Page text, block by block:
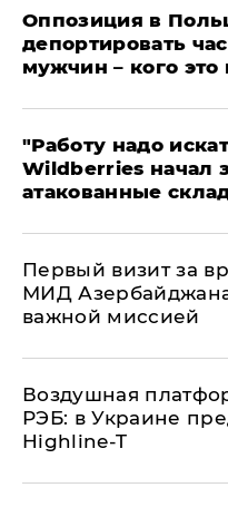
Оппозиция в
депортировать
мужчин – кого это
"Работу надо
Wildberries начал
атакованные
Первый визит за
МИД
важной миссией
Воздушная
РЭБ: в Украине
Highline-T